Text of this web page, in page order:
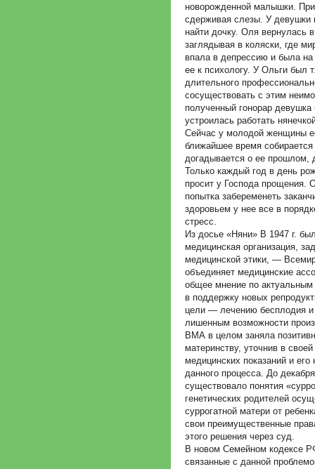
новорожденной малышки.
сдерживая слезы. У девушки
найти дочку. Оля вернулась
заглядывая в коляски, где
впала в депрессию и была на
ее к психологу. У Ольги был
длительного
сосуществовать с этим
полученный гонорар
устроилась работать
Сейчас у молодой женщины
ближайшее время
догадывается о ее прошлом,
Только каждый год в день
просит у Господа прощения.
попытка забеременеть
здоровьем у нее все в
стресс.
Из досье «Няни» В 1947 г.
медицинская организация,
медицинской этики, —
объединяет медицинские
общее мнение по
в поддержку новых
цели — лечению бесплодия и
лишенным возможности
ВМА в целом заняла
материнству, уточнив в
медицинских показаний и
данного процесса. До
существовало понятия
генетических родителей
суррогатной матери от
свои преимущественные
этого решения через суд.
В новом Семейном кодексе
связанные с данной